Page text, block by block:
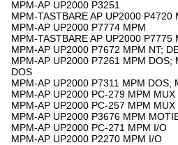
MPM-AP UP2000 P3251
MPM-TASTBARE AP UP2000 P4720
MPM-AP UP2000 P7774 MPM
MPM-TASTBARE AP UP2000 P7775
MPM-AP UP2000 P7672 MPM NT;
MPM-AP UP2000 P7261 MPM DOS;
DOS
MPM-AP UP2000 P7311 MPM DOS;
MPM-AP UP2000 PC-279 MPM MUX
MPM-AP UP2000 PC-257 MPM MUX
MPM-AP UP2000 P3676 MPM
MPM-AP UP2000 PC-271 MPM I/O
MPM-AP UP2000 P2270 MPM I/O